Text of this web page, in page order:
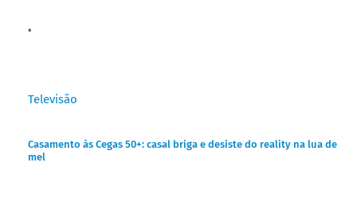
Televisão
Casamento às Cegas 50+: casal briga e desiste do reality na lua de
mel